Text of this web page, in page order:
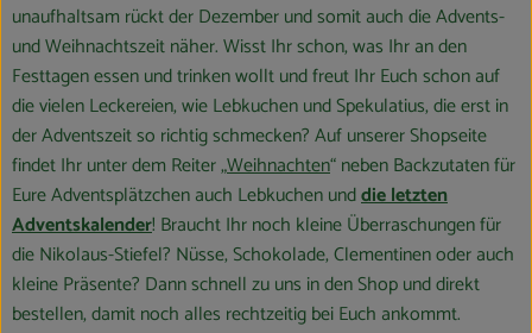
Kosmetik
Haus, Garten & Co.
So geht’s
Über uns
Blog
unaufhaltsam rückt der Dezember und somit auch die Advents-
und Weihnachtszeit näher. Wisst Ihr schon, was Ihr an den
Festtagen essen und trinken wollt und freut Ihr Euch schon auf
die vielen Leckereien, wie Lebkuchen und Spekulatius, die erst in
der Adventszeit so richtig schmecken? Auf unserer Shopseite
findet Ihr unter dem Reiter „Weihnachten“ neben Backzutaten für
Eure Adventsplätzchen auch Lebkuchen unddie letzten
Adventskalender! Braucht Ihr noch kleine Überraschungen für
die Nikolaus-Stiefel? Nüsse, Schokolade, Clementinen oder auch
kleine Präsente? Dann schnell zu uns in den Shop und direkt
bestellen, damit noch alles rechtzeitig bei Euch ankommt.